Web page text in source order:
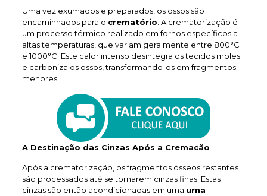
Uma vez exumados e preparados, os ossos são
encaminhados para o crematório . A crematorização é
um processo térmico realizado em fornos específicos a
altas temperaturas, que variam geralmente entre 800°C
e 1000°C. Este calor intenso desintegra os tecidos moles
e carboniza os ossos, transformando-os em fragmentos
menores.
A Destinação das Cinzas Após a Cremacão
Após a crematorização, os fragmentos ósseos restantes
são processados até se tornarem cinzas finas. Estas
cinzas são então acondicionadas em uma urna